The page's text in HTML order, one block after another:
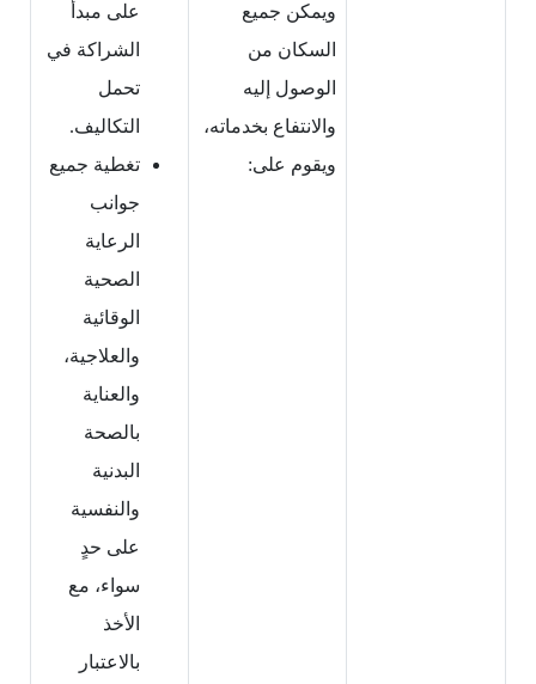
ويمكن جميع
السكان من
الوصول إليه
والانتفاع بخدماته،
ويقوم على:
على مبدأ
الشراكة في
تحمل
التكاليف.
تغطية جميع
جوانب
الرعاية
الصحية
الوقائية
والعلاجية،
والعناية
بالصحة
البدنية
والنفسية
على حدٍ
سواء، مع
الأخذ
بالاعتبار